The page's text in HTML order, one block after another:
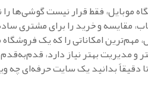
موبایل، فقط قرار نیست گوشی‌ها
مقایسه و خرید را برای مشتری
امکاناتی را که یک فروشگاه
و مدیریت بهتر نیاز دارد،
دقیقاً بدانید یک سایت حرفه‌ای چه